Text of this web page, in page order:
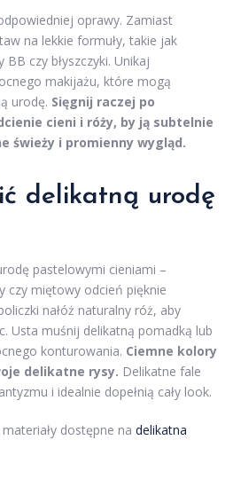
oprawy. Zamiast
na lekkie formuły, takie jak
czy błyszczyki. Unikaj
makijażu, które mogą
urodę. Sięgnij raczej po
cieni i róży, by ją subtelnie
świeży i promienny wygląd.
delikatną urodę
pastelowymi cieniami –
czy miętowy odcień pięknie
nałóż naturalny róż, aby
Usta muśnij delikatną pomadką lub
konturowania. Ciemne kolory
delikatne rysy. Delikatne fale
i idealnie dopełnią cały look.
dostępne na delikatna